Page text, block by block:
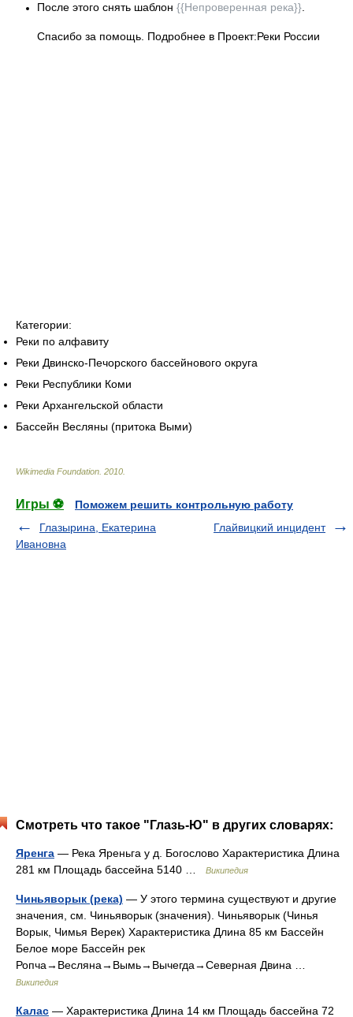
После этого снять шаблон {{Непроверенная река}}
Спасибо за помощь. Подробнее в Проект:Реки России
Категории:
Реки по алфавиту
Реки Двинско-Печорского бассейнового округа
Реки Республики Коми
Реки Архангельской области
Бассейн Весляны (притока Выми)
Wikimedia Foundation 2010
Игры ⚽
Поможем решить контрольную работу
Глазырина, Екатерина
Ивановна
Глайвицкий инцидент
Смотреть что такое "Глазь-Ю" в других словарях:
Яренга — Река Яреньга у д. Богослово Характеристика Длина
281 км Площадь бассейна 5140 …
Википедия
Чиньяворык (река) — У этого термина существуют и другие
значения, см. Чиньяворык (значения). Чиньяворык (Чинья
Ворык, Чимья Верек) Характеристика Длина 85 км Бассейн
Белое море Бассейн рек
Ропча→Весляна→Вымь→Вычегда→Северная Двина …
Википедия
Калас — Характеристика Длина 14 км Площадь бассейна 72